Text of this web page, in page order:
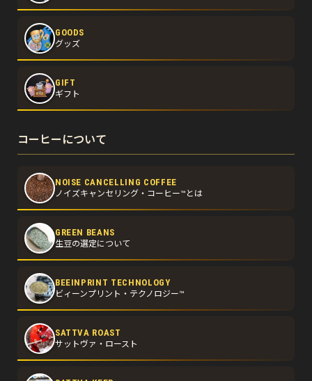
GOODS
グッズ
GIFT
ギフト
コーヒーについて
NOISE CANCELLING COFFEE
ノイズキャンセリング・コーヒー™とは
GREEN BEANS
生豆の選定について
BEEINPRINT TECHNOLOGY
ビィーンプリント・テクノロジー™
SATTVA ROAST
サットヴァ・ロースト